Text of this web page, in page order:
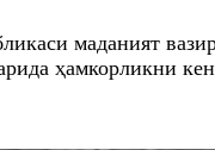
маданият
ҳамкорликни